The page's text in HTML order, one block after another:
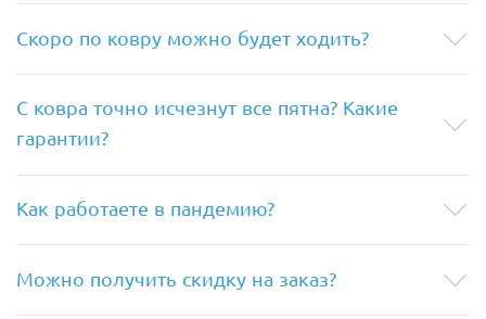
Скоро по ковру можно будет ходить?
С ковра точно исчезнут все пятна? Какие
гарантии?
Как работаете в пандемию?
Можно получить скидку на заказ?